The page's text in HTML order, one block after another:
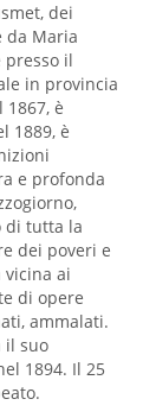
dei
da Maria
presso il
in provincia
è
1889, è
e profonda
di tutta la
dei poveri e
vicina ai
di opere
ammalati.
il suo
1894. Il 25